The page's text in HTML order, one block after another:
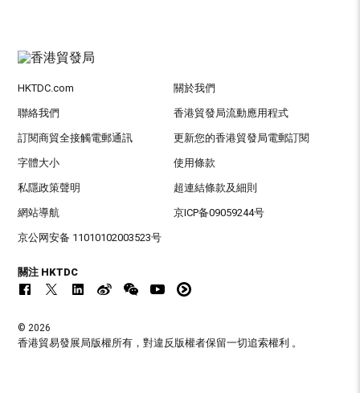
HKTDC.com 關於我們
聯絡我們 香港貿發局流動應用程式
訂閱商貿全接觸電郵通訊 更新您的香港貿發局電郵訂閱
字體大小 使用條款
私隱政策聲明 超連結條款及細則
網站導航 京ICP备09059244号
京公网安备 11010102003523号
關注 HKTDC
© 2026
香港貿易發展局版權所有，對違反版權者保留一切追索權利 。